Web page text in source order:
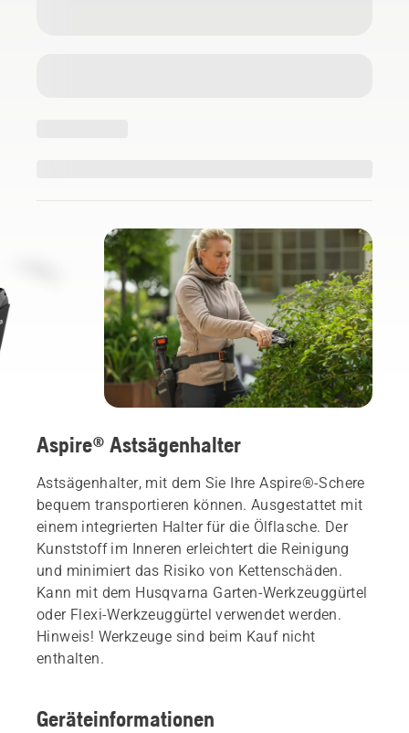
Aspire® Astsägenhalter
Astsägenhalter, mit dem Sie Ihre Aspire®-Schere
bequem transportieren können. Ausgestattet mit
einem integrierten Halter für die Ölflasche. Der
Kunststoff im Inneren erleichtert die Reinigung
und minimiert das Risiko von Kettenschäden.
Kann mit dem Husqvarna Garten-Werkzeuggürtel
oder Flexi-Werkzeuggürtel verwendet werden.
Hinweis! Werkzeuge sind beim Kauf nicht
enthalten.
Geräteinformationen